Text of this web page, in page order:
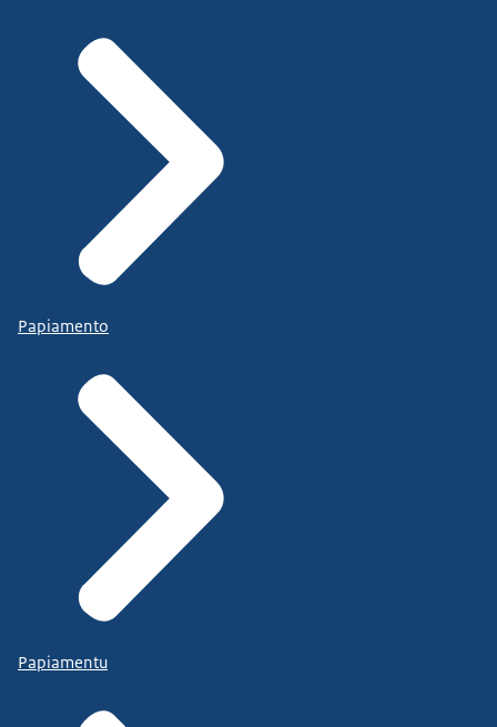
Papiamento
Papiamentu